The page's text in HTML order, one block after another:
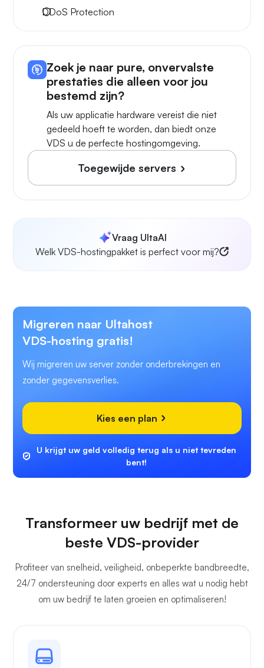
DDoS Protection
Zoek je naar pure, onvervalste
prestaties die alleen voor jou
bestemd zijn?
Als uw applicatie hardware vereist die niet
gedeeld hoeft te worden, dan biedt onze
VDS u de perfecte hostingomgeving.
Toegewijde servers
Vraag UltaAI
Welk VDS-hostingpakket is perfect voor mij?
Migreren naar Ultahost
VDS-hosting gratis!
Wij migreren uw server zonder onderbrekingen en
zonder gegevensverlies.
Kies een plan
U krijgt uw geld volledig terug als u niet tevreden
bent!
Transformeer uw bedrijf met de
beste VDS-provider
Profiteer van snelheid, veiligheid, onbeperkte bandbreedte,
24/7 ondersteuning door experts en alles wat u nodig hebt
om uw bedrijf te laten groeien en optimaliseren!